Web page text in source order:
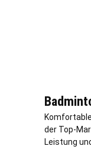
der Top-
Leistung